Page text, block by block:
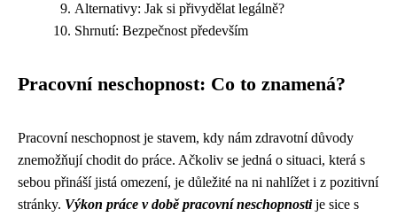
Alternativy: Jak si přivydělat legálně?
Shrnutí: Bezpečnost především
Pracovní neschopnost: Co to znamená?
Pracovní neschopnost je stavem, kdy nám zdravotní důvody
znemožňují chodit do práce. Ačkoliv se jedná o situaci, která s
sebou přináší jistá omezení, je důležité na ni nahlížet i z pozitivní
stránky. Výkon práce v době pracovní neschopnostije sice s